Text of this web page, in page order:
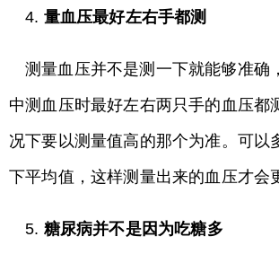
4. 量血压最好左右手都测
测量血压并不是测一下就能够准确
中测血压时最好左右两只手的血压都
况下要以测量值高的那个为准。可以
下平均值，这样测量出来的血压才会
5. 糖尿病并不是因为吃糖多